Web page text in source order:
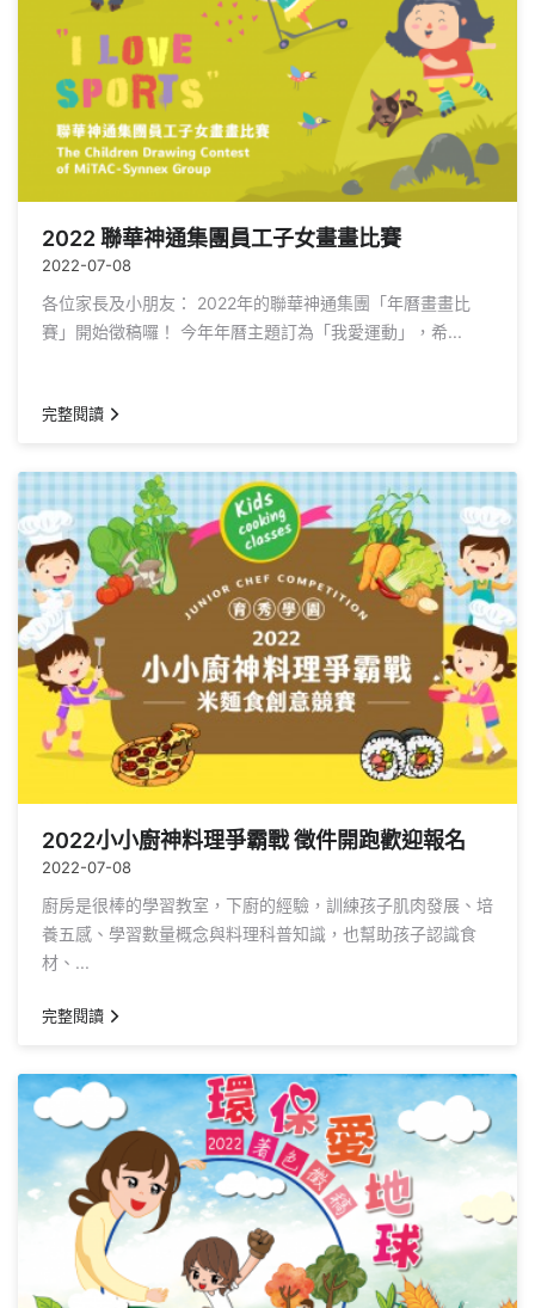
2022 聯華神通集團員工子女畫畫比賽
2022-07-08
各位家長及小朋友： 2022年的聯華神通集團「年曆畫畫比
賽」開始徵稿囉！ 今年年曆主題訂為「我愛運動」，希...
完整閱讀
2022小小廚神料理爭霸戰 徵件開跑歡迎報名
2022-07-08
廚房是很棒的學習教室，下廚的經驗，訓練孩子肌肉發展、培
養五感、學習數量概念與料理科普知識，也幫助孩子認識食
材、...
完整閱讀